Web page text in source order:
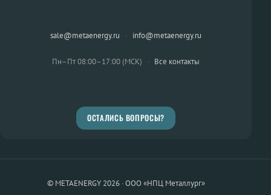
sale@metaenergy.ru · info@metaenergy.ru
Пн–Пт 08:00–17:00 (МСК) · Все контакты
ОСТАЛИСЬ ВОПРОСЫ?
© METAENERGY 2026 · ООО «НПЦ Металлург»